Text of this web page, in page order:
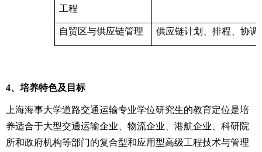
工程
自贸区与供应链管理 供应链计划、排程、协调
4、培养特色及目标
上海海事大学道路交通运输专业学位研究生的教育定位是培
养适合于大型交通运输企业、物流企业、港航企业、科研院
所和政府机构等部门的复合型和应用型高级工程技术与管理